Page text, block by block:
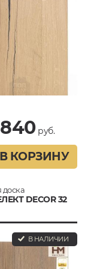
руб.
В КОРЗИНУ
DECOR 32
В НАЛИЧИИ